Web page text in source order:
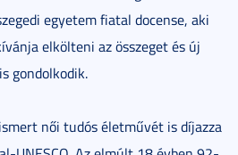
egyetem fiatal docense, aki
elkölteni az összeget és új
gondolkodik.
női tudós életművét is díjazza